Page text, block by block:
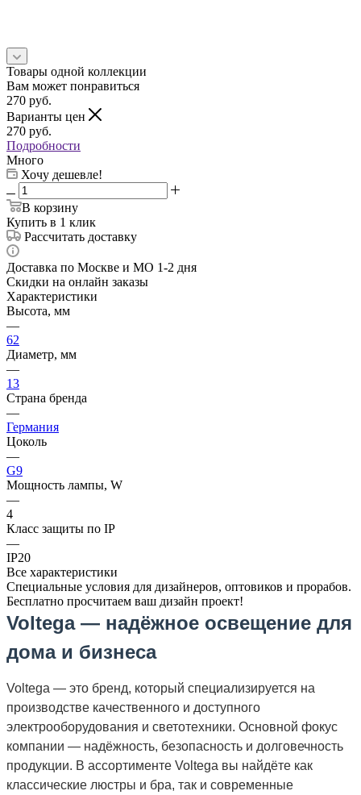
Товары одной коллекции
Вам может понравиться
270 руб.
Варианты цен
270 руб.
Подробности
Много
Хочу дешевле!
В корзину
Купить в 1 клик
Рассчитать доставку
Доставка по Москве и МО 1-2 дня
Скидки на онлайн заказы
Характеристики
Высота, мм
—
62
Диаметр, мм
—
13
Страна бренда
—
Германия
Цоколь
—
G9
Мощность лампы, W
—
4
Класс защиты по IP
—
IP20
Все характеристики
Специальные условия для дизайнеров, оптовиков и прорабов.
Бесплатно просчитаем ваш дизайн проект!
Voltega — надёжное освещение для
дома и бизнеса
Voltega — это бренд, который специализируется на
производстве качественного и доступного
электрооборудования и светотехники. Основной фокус
компании — надёжность, безопасность и долговечность
продукции. В ассортименте Voltega вы найдёте как
классические люстры и бра, так и современные